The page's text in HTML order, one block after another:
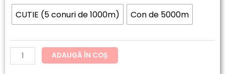
CUTIE (5 conuri de 1000m) Con de 5000m
gold
-
ADAUGĂ ÎN COȘ